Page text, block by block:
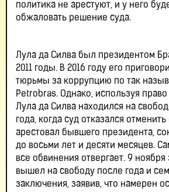
политика не арестуют, и у него
обжаловать решение суда.
Лула да Силва был президентом
2011 годы. В 2016 году его
тюрьмы за коррупцию по так
Petrobras. Однако, используя
Лула да Силва находился на
года, когда суд отказался
арестовал бывшего президента,
до восьми лет и десяти месяцев.
все обвинения отвергает. 9
вышел на свободу после года и
заключения, заявив, что намерен